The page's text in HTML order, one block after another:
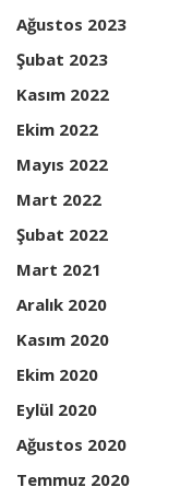
Ağustos 2023
Şubat 2023
Kasım 2022
Ekim 2022
Mayıs 2022
Mart 2022
Şubat 2022
Mart 2021
Aralık 2020
Kasım 2020
Ekim 2020
Eylül 2020
Ağustos 2020
Temmuz 2020